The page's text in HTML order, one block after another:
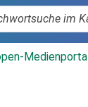
Medienportal